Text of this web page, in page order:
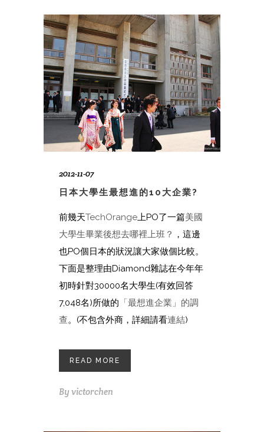
2012-11-07
日本大學生最想進的10大企業?
前幾天TechOrange上PO了一篇美國
大學生畢業後想去哪裡上班？ ，這邊
也PO個日本的狀況讓大家做個比較。
下面是整理由Diamond雜誌在今年年
初時針對30000名大學生(有效回答
7,048名)所做的 「最想進企業」的調
查。(不包含外商，詳細請看連結)
READ MORE
By victorchen